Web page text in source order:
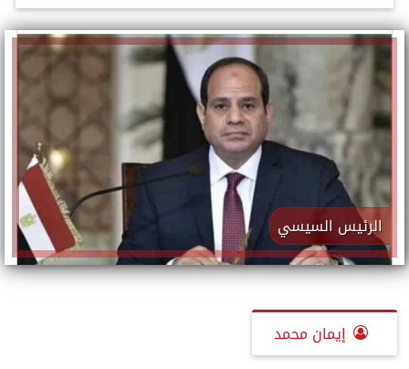
الرئيس السيسي
إيمان محمد